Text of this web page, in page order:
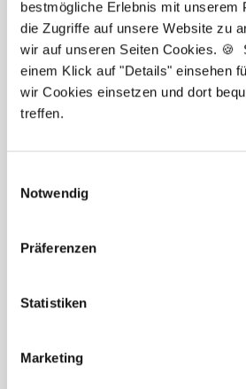
bestmögliche Erlebnis mit unserem
die Zugriffe auf unsere Website zu
wir auf unseren Seiten Cookies. 🍪
einem Klick auf "Details" einsehen
wir Cookies einsetzen und dort
treffen.
Notwendig
Präferenzen
Statistiken
Marketing
Sie haben Fragen zu unseren
benötigen Unterstützung beim
Bewerberprofils? Kontaktieren
helfe Ihnen gerne weiter!
Jetzt zur kostenlosen
Kontakt
Tel.: +49 (0) 521 / 911 730 33